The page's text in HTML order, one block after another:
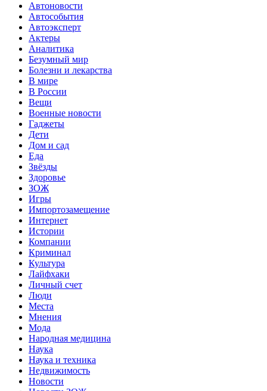
Автоновости
Автособытия
Автоэксперт
Актеры
Аналитика
Безумный мир
Болезни и лекарства
В мире
В России
Вещи
Военные новости
Гаджеты
Дети
Дом и сад
Еда
Звёзды
Здоровье
ЗОЖ
Игры
Импортозамещение
Интернет
Истории
Компании
Криминал
Культура
Лайфхаки
Личный счет
Люди
Места
Мнения
Мода
Народная медицина
Наука
Наука и техника
Недвижимость
Новости